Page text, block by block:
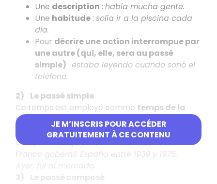
JE M’INSCRIS POUR ACCÉDER
GRATUITEMENT À CE CONTENU
Une description : había mucha gente.
Une habitude : solía ir a la piscina cada
día.
Pour décrire une action interrompue par
une autre (qui, elle, sera au passé
simple) : estaba leyendo cuando sonó el
teléfono.
2) Le passé simple
Ce temps est employé comme temps de la
narration au passé pour des actions
achevées. Il correspond souvent au passé
composé français.
Franco gobernó España entre 1939 y 1975.
Ayer, fui al mercado.